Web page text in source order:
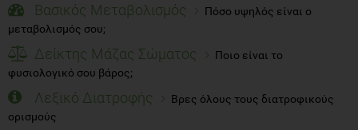
Βασικός Μεταβολισμός
Πόσο υψηλός είναι ο
μεταβολισμός σου;
Δείκτης Μάζας Σώματος
Ποιο είναι το
φυσιολογικό σου βάρος;
Λεξικό Διατροφής
Βρες όλους τους διατροφικούς
ορισμούς